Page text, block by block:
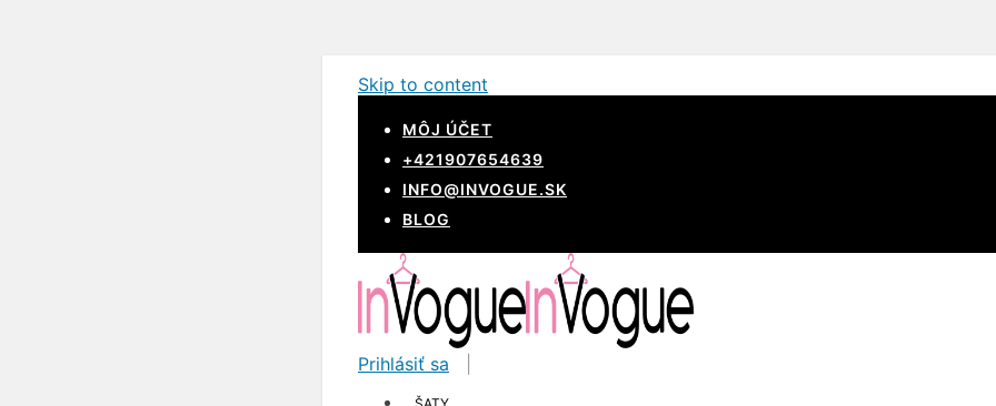
Skip to content
MÔJ ÚČET
+421907654639
INFO@INVOGUE.SK
BLOG
Prihlásiť sa